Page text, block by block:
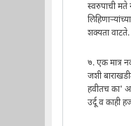
स्वरुपाची मते
शक्यता वाटते.
७. एक मात्र
जशी
हवीतच का'
उर्दू व काही